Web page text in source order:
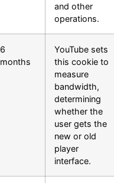
and other
operations.
6
months
YouTube sets
this cookie to
measure
bandwidth,
determining
whether the
user gets the
new or old
player
interface.